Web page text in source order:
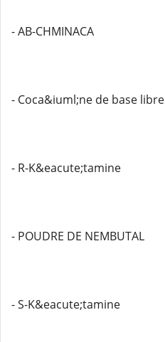
- AB-CHMINACA
- Coca&iuml;ne de base libre
- R-K&eacute;tamine
- POUDRE DE NEMBUTAL
- S-K&eacute;tamine